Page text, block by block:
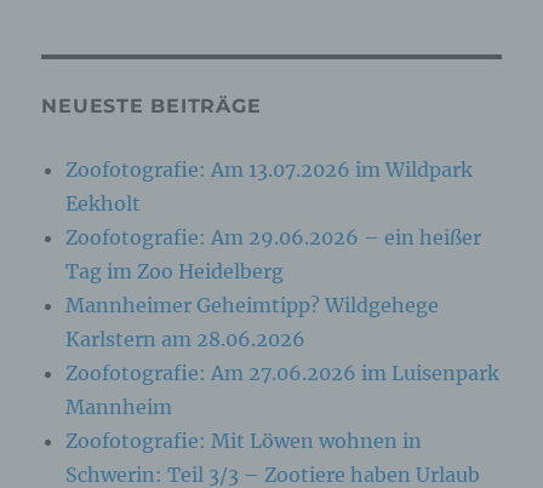
NEUESTE BEITRÄGE
Zoofotografie: Am 13.07.2026 im Wildpark
Eekholt
Zoofotografie: Am 29.06.2026 – ein heißer
Tag im Zoo Heidelberg
Mannheimer Geheimtipp? Wildgehege
Karlstern am 28.06.2026
Zoofotografie: Am 27.06.2026 im Luisenpark
Mannheim
Zoofotografie: Mit Löwen wohnen in
Schwerin: Teil 3/3 – Zootiere haben Urlaub
analysieren oder vorherzusagen.
personenbezogener Daten in einer Weise, auf
welche die personenbezogenen Daten ohne
Hinzuziehung zusätzlicher Informationen nicht
mehr einer spezifischen betroffenen Person
zugeordnet werden können, sofern diese
zusätzlichen Informationen gesondert
aufbewahrt werden und technischen und
organisatorischen Maßnahmen unterliegen, die
gewährleisten, dass die personenbezogenen
Daten nicht einer identifizierten oder
identifizierbaren natürlichen Person
zugewiesen werden.